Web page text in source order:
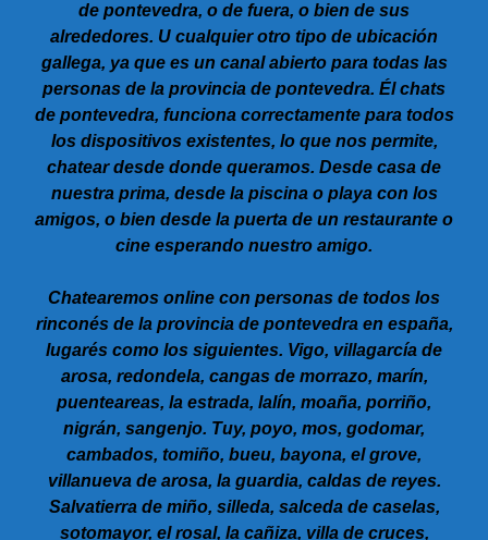
de pontevedra, o de fuera, o bien de sus
alrededores. U cualquier otro tipo de ubicación
gallega, ya que es un canal abierto para todas las
personas de la provincia de pontevedra. Él chats
de pontevedra, funciona correctamente para todos
los dispositivos existentes, lo que nos permite,
chatear desde donde queramos. Desde casa de
nuestra prima, desde la piscina o playa con los
amigos, o bien desde la puerta de un restaurante o
cine esperando nuestro amigo.
Chatearemos online con personas de todos los
rinconés de la provincia de pontevedra en españa,
lugarés como los siguientes. Vigo, villagarcía de
arosa, redondela, cangas de morrazo, marín,
puenteareas, la estrada, lalín, moaña, porriño,
nigrán, sangenjo. Tuy, poyo, mos, godomar,
cambados, tomiño, bueu, bayona, el grove,
villanueva de arosa, la guardia, caldas de reyes.
Salvatierra de miño, silleda, salceda de caselas,
sotomayor, el rosal, la cañiza, villa de cruces,